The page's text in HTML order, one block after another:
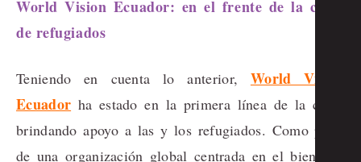
World Vision Ecuador: en el frente de la crisis
de refugiados
Teniendo en cuenta lo anterior, World Vision
Ecuador ha estado en la primera línea de la crisis
brindando apoyo a las y los refugiados. Como parte
de una organización global centrada en el bienestar